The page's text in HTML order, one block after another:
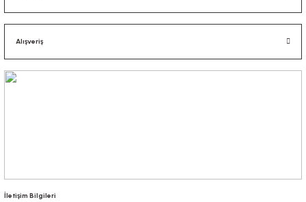
Alışveriş
İletişim Bilgileri